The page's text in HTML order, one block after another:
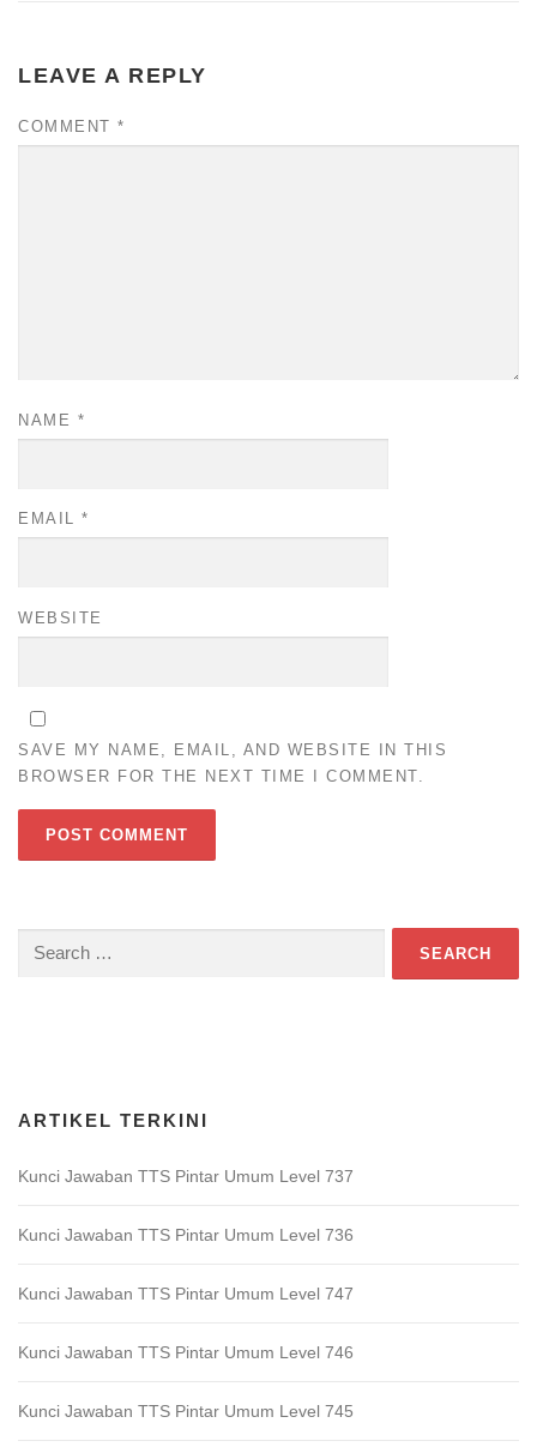
LEAVE A REPLY
COMMENT *
NAME *
EMAIL *
WEBSITE
SAVE MY NAME, EMAIL, AND WEBSITE IN THIS
BROWSER FOR THE NEXT TIME I COMMENT.
Search
ARTIKEL TERKINI
Kunci Jawaban TTS Pintar Umum Level 737
Kunci Jawaban TTS Pintar Umum Level 736
Kunci Jawaban TTS Pintar Umum Level 747
Kunci Jawaban TTS Pintar Umum Level 746
Kunci Jawaban TTS Pintar Umum Level 745